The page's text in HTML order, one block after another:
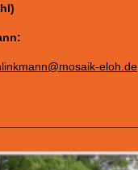
eloh.de